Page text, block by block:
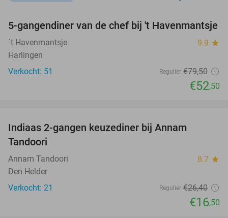
34%
NEW
TODAY
5-gangendiner van de chef bij 't Havenmantsje
´t Havenmantsje 9.9 star
Harlingen
Verkocht: 51
Regulier €79,50
€52,50
Indiaas 2-gangen keuzediner bij Annam
Tandoori
Annam Tandoori 8.7 star
Den Helder
Verkocht: 21
Regulier €26,40
€16,50